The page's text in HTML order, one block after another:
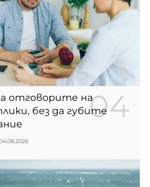
отговорите на
без да губите